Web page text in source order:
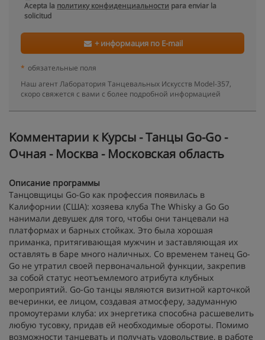
Acepta la политику конфиденциальности para enviar la
solicitud
+ информация по E-mail
* обязательные поля
Наш агент Лаборатория Танцевальных Искусств Model-357,
скоро свяжется с вами с более подробной информацией
Kомментарии к Курсы - Танцы Go-Go -
Очная - Москва - Московская область
Описание программы
Танцовщицы Go-Go как профессия появилась в
Калифорнии (США): хозяева клуба The Whisky a Go Go
нанимали девушек для того, чтобы они танцевали на
платформах и барных стойках. Это была хорошая
приманка, притягивающая мужчин и заставляющая их
оставлять в баре много наличных. Cо временем танец Go-
Go не утратил своей первоначальной функции, закрепив
за собой статус неотъемлемого атрибута клубных
мероприятий. Go-Go танцы являются визитной карточкой
вечеринки, ее лицом, создавая атмосферу, задуманную
промоутерами клуба: их энергетика способна расшевелить
любую тусовку, придав ей необходимые обороты. Помимо
возможности танцевать и получать удовольствие, в работе